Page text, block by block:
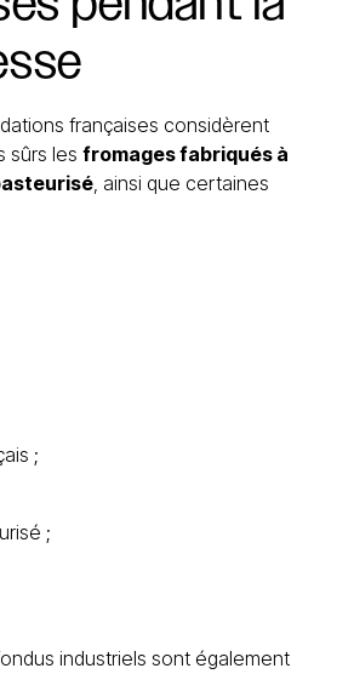
françaises considèrent
sûrs les fromages fabriqués à
, ainsi que certaines
;
;
industriels sont également